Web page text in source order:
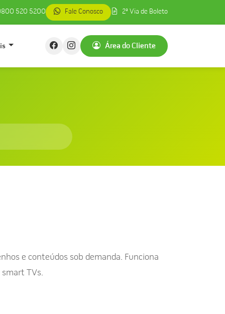
520 5200 Fale Conosco 2ª Via de Boleto
Área do Cliente
e conteúdos sob demanda. Funciona
smart TVs.